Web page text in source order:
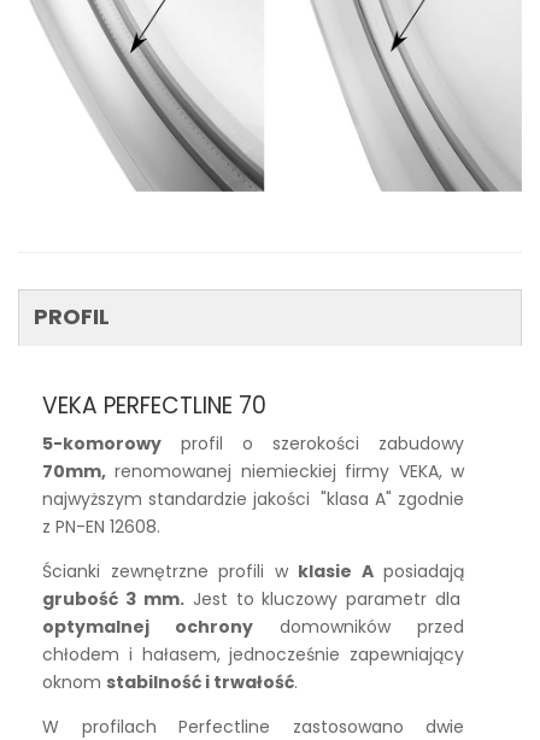
PROFIL
VEKA PERFECTLINE 70
5-komorowy profil o szerokości zabudowy
70mm, renomowanej niemieckiej firmy VEKA, w
najwyższym standardzie jakości "klasa A" zgodnie
z PN-EN 12608.
Ścianki zewnętrzne profili w klasie Aposiadają
grubość 3 mm.Jest to kluczowy parametr dla
optymalnej ochrony domowników przed
chłodem i hałasem, jednocześnie zapewniający
oknom stabilność i trwałość.
W profilach Perfectline zastosowano dwie